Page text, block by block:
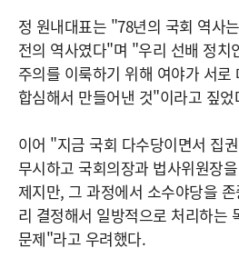
정 원내대표는 "78년의 국회 역사
전의 역사였다"며 "우리 선배 정치
주의를 이룩하기 위해 여야가 서
합심해서 만들어낸 것"이라고 짚었
이어 "지금 국회 다수당이면서 집
무시하고 국회의장과 법사위원장
제지만, 그 과정에서 소수야당을
리 결정해서 일방적으로 처리하는
문제"라고 우려했다.